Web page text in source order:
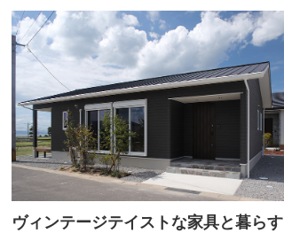
ヴィンテージテイストな家具と暮らす